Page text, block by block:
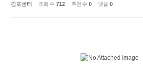
김포센터 조회 수 712 추천 수 0 댓글 0